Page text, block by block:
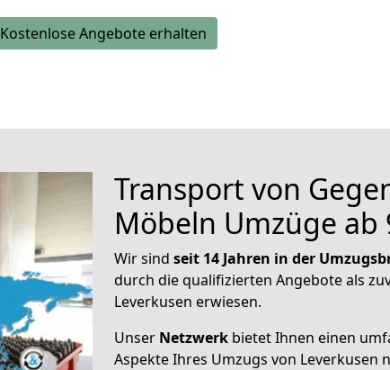
Kostenlose Angebote erhalten
Transport von
Möbeln Umzüge ab
Wir sind seit 14 Jahren in der
durch die qualifizierten Angebote als
Leverkusen erwiesen.
Unser Netzwerk bietet Ihnen einen
Aspekte Ihres Umzugs von Leverkusen